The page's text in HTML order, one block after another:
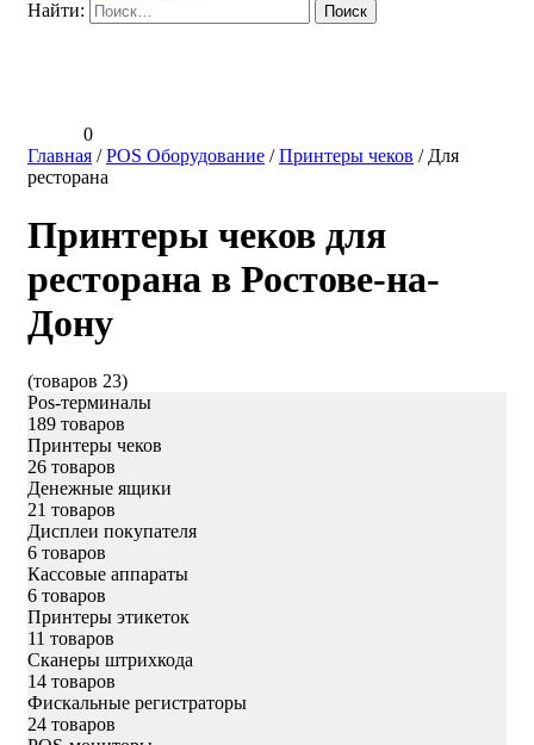
Найти:
0
Главная /POS Оборудование /Принтеры чеков / Для
ресторана
Принтеры чеков для
ресторана ​в Ростове-на-
Дону
(товаров 23)
Pos-терминалы
189 товаров
Принтеры чеков
26 товаров
Денежные ящики
21 товаров
Дисплеи покупателя
6 товаров
Кассовые аппараты
6 товаров
Принтеры этикеток
11 товаров
Сканеры штрихкода
14 товаров
Фискальные регистраторы
24 товаров